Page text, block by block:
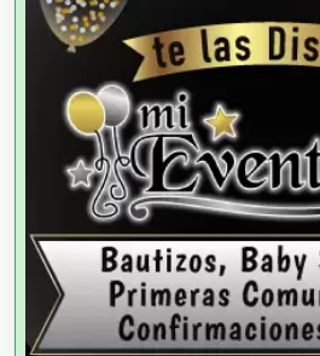
Agencias de Cobranza
Agencias de Colocación
Agencias de Modelos
Agencias de Publicidad